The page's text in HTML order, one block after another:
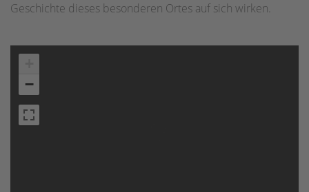
Geschichte dieses besonderen Ortes auf sich wirken.
−